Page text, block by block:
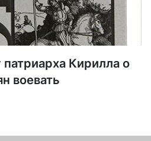
Кирилла о
воевать